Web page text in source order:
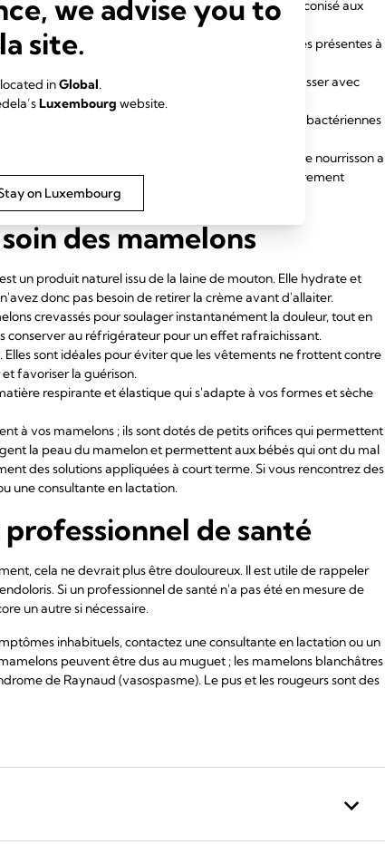
avec une serviette. Il était auparavant préconisé aux
n'a plus lieu d'être - Dieu merci !
une séance d'allaitement. En réalité, les bactéries présentes à
intestinal de votre bébé
des mamelons endommagés
. Essayez de les masser avec
d'allaitement pour diminuer le risque d'infections bactériennes
pour laisser vos mamelons « se reposer ». Votre nourrisson a
correctement. N'oubliez pas : allaiter régulièrement
malgré l'inconfort
des mamelons
un produit naturel issu de la laine de mouton. Elle hydrate et
donc pas besoin de retirer la crème avant d'allaiter.
crevassés pour soulager instantanément la douleur, tout en
conserver au réfrigérateur pour un effet rafraichissant.
sont idéales pour éviter que les vêtements ne frottent contre
favoriser la guérison.
respirante et élastique qui s'adapte à vos formes et sèche
à vos mamelons ; ils sont dotés de petits orifices qui permettent
la peau du mamelon et permettent aux bébés qui ont du mal
des solutions appliquées à court terme. Si vous rencontrez des
une consultante en lactation.
de santé
cela ne devrait plus être douloureux. Il est utile de rappeler
Si un professionnel de santé n'a pas été en mesure de
un autre si nécessaire.
inhabituels, contactez une consultante en lactation ou un
peuvent être dus au muguet ; les mamelons blanchâtres
de Raynaud (vasospasme). Le pus et les rougeurs sont des
we advise you to
site.
inGlobal.
Luxembourg website.
on Luxembourg